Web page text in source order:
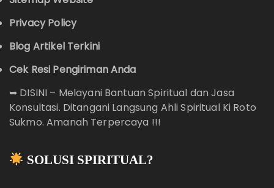
Privacy Policy
Blog Artikel Terkini
Cek Resi Pengiriman Anda
➥ DISINI – Melayani Bantuan Spiritual dan Jasa
Konsultasi. Ditangani Langsung Ahli Spiritual Ki Roto
Sukmo. Amanah Terpercaya !!!
SOLUSI SPIRITUAL?